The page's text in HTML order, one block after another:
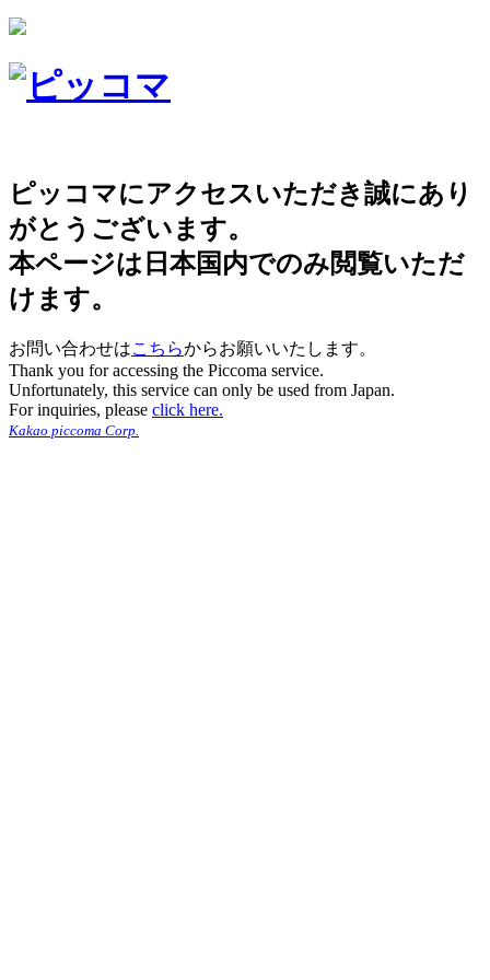
ピッコマにアクセスいただき誠にあり
がとうございます。
本ページは日本国内でのみ閲覧いただ
けます。
お問い合わせはこちらからお願いいたします。
Thank you for accessing the Piccoma service.
Unfortunately, this service can only be used from Japan.
For inquiries, please click here.
Kakao piccoma Corp.